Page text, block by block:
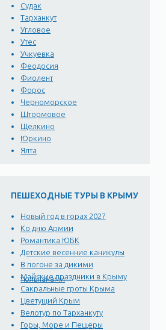
Судак
Тарханкут
Угловое
Утес
Учкуевка
Феодосия
Фиолент
Форос
Черноморское
Штормовое
Щелкино
Юркино
Ялта
ПЕШЕХОДНЫЕ ТУРЫ В КРЫМУ
Новый год в горах 2027
Ко дню Армии
Романтика ЮБК
Детские весенние каникулы
В погоне за дикими
тюльпанами
Майские праздники в Крыму
Сакральные гроты Крыма
Цветущий Крым
Велотур по Тарханкуту
Горы, Море и Пещеры